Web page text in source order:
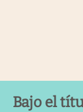
Bajo el